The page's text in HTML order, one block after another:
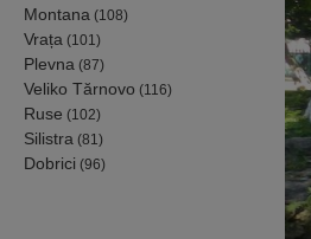
Montana (108)
Vrața (101)
Plevna (87)
Veliko Tărnovo (116)
Ruse (102)
Silistra (81)
Dobrici (96)